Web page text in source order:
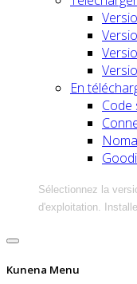
En
Code
Sélectionnez la
d'exploitation.
Kunena Menu